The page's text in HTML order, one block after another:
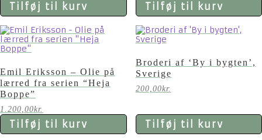
Tilføj til kurv Tilføj til kurv
Emil Eriksson – Olie på
lærred fra serien “Heja
Boppe”
1.200,00kr.
Tilføj til kurv
Broderi af ‘By i bygten’,
Sverige
200,00kr.
Tilføj til kurv